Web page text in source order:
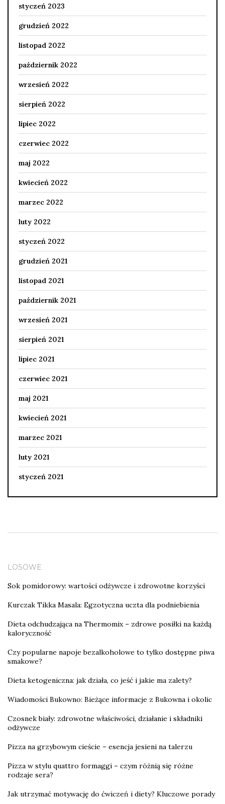
styczeń 2023
grudzień 2022
listopad 2022
październik 2022
wrzesień 2022
sierpień 2022
lipiec 2022
czerwiec 2022
maj 2022
kwiecień 2022
marzec 2022
luty 2022
styczeń 2022
grudzień 2021
listopad 2021
październik 2021
wrzesień 2021
sierpień 2021
lipiec 2021
czerwiec 2021
maj 2021
kwiecień 2021
marzec 2021
luty 2021
styczeń 2021
LOSOWE
Sok pomidorowy: wartości odżywcze i zdrowotne korzyści
Kurczak Tikka Masala: Egzotyczna uczta dla podniebienia
Dieta odchudzająca na Thermomix – zdrowe posiłki na każdą
kaloryczność
Czy popularne napoje bezalkoholowe to tylko dostępne piwa
smakowe?
Dieta ketogeniczna: jak działa, co jeść i jakie ma zalety?
Wiadomości Bukowno: Bieżące informacje z Bukowna i okolic
Czosnek biały: zdrowotne właściwości, działanie i składniki
odżywcze
Pizza na grzybowym cieście – esencja jesieni na talerzu
Pizza w stylu quattro formaggi – czym różnią się różne
rodzaje sera?
Jak utrzymać motywację do ćwiczeń i diety? Kluczowe porady